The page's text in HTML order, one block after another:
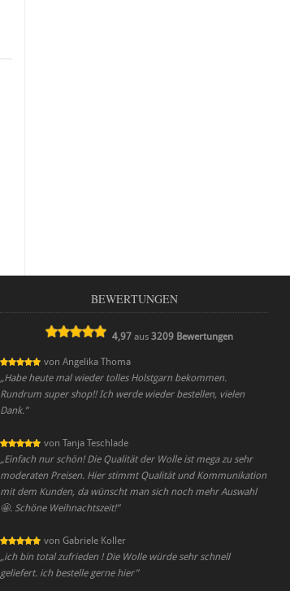
BEWERTUNGEN
4,97 aus3209 Bewertungen
von Angelika Thoma
„Habe heute mal wieder tolles Holstgarn bekommen.
Rundrum super shop!! Ich werde wieder bestellen, vielen
Dank.”
von Tanja Teschlade
„Einfach nur schön! Die Qualität der Wolle ist mega zu sehr
moderaten Preisen. Hier stimmt Qualität und Kommunikation
mit dem Kunden, da wünscht man sich noch mehr Auswahl
🤩. Schöne Weihnachtszeit!”
von Gabriele Koller
„ich bin total zufrieden ! Die Wolle würde sehr schnell
geliefert. ich bestelle gerne hier”